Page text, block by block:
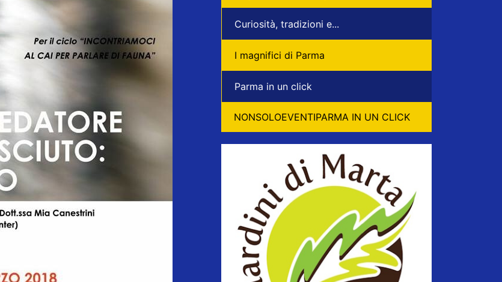
Curiosità, tradizioni e...
I magnifici di Parma
Parma in un click
NONSOLOEVENTIPARMA IN UN CLICK